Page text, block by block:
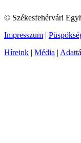
© Székesfehérvári
Impresszum |
Híreink | Média |